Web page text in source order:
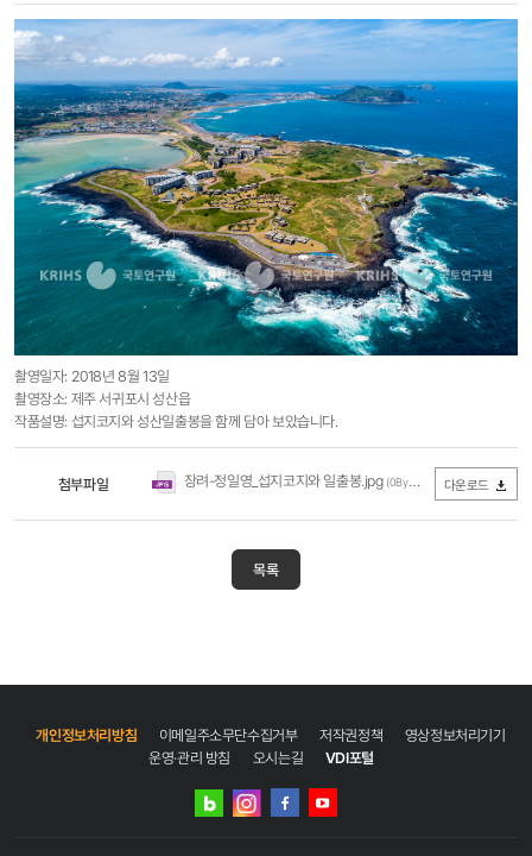
촬영일자: 2018년 8월 13일
촬영장소: 제주 서귀포시 성산읍
작품설명: 섭지코지와 성산일출봉을 함께 담아 보았습니다.
첨부파일 장려-정일영_섭지코지와 일출봉.jpg (0Byte / 다운로드 442회) 다운로드
목록
개인정보처리방침 이메일주소무단수집거부 저작권정책
영상정보처리기기
운영·관리 방침
오시는길 VDI포털
네이버
인스타그램